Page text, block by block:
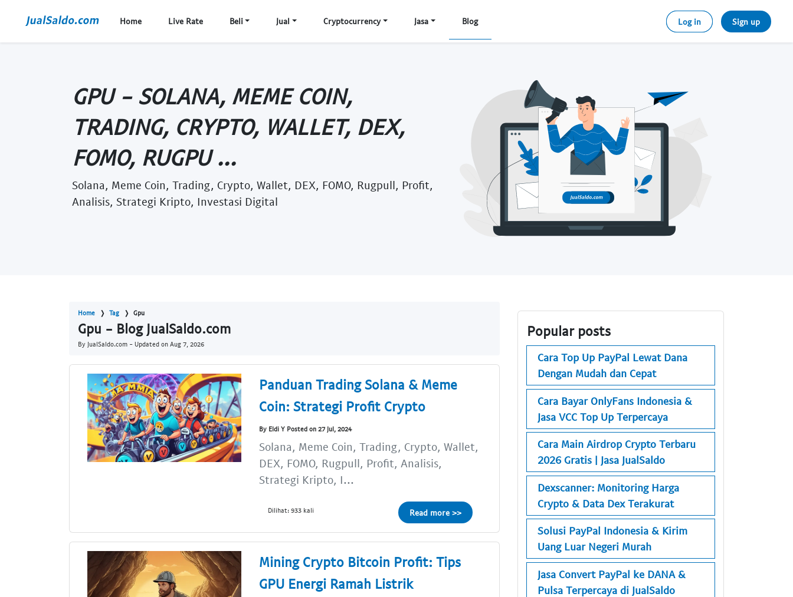
Home Live Rate Beli Jual Cryptocurrency Jasa Blog Log in Sign up
GPU - SOLANA, MEME COIN,
TRADING, CRYPTO, WALLET, DEX,
FOMO, RUGPU ...
Solana, Meme Coin, Trading, Crypto, Wallet, DEX, FOMO, Rugpull, Profit,
Analisis, Strategi Kripto, Investasi Digital
Home Tag Gpu
Gpu - Blog JualSaldo.com
By JualSaldo.com - Updated on Aug 7, 2026
Panduan Trading Solana & Meme
Coin: Strategi Profit Crypto
By Eldi Y Posted on 27 Jul, 2024
Solana, Meme Coin, Trading, Crypto, Wallet,
DEX, FOMO, Rugpull, Profit, Analisis,
Strategi Kripto, I...
Dilihat: 933 kali Read more >>
Mining Crypto Bitcoin Profit: Tips
GPU Energi Ramah Listrik
Popular posts
Cara Top Up PayPal Lewat Dana
Dengan Mudah dan Cepat
Cara Bayar OnlyFans Indonesia &
Jasa VCC Top Up Terpercaya
Cara Main Airdrop Crypto Terbaru
2026 Gratis | Jasa JualSaldo
Dexscanner: Monitoring Harga
Crypto & Data Dex Terakurat
Solusi PayPal Indonesia & Kirim
Uang Luar Negeri Murah
Jasa Convert PayPal ke DANA &
Pulsa Terpercaya di JualSaldo